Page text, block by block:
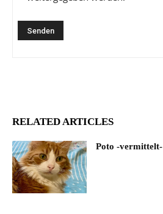
RELATED ARTICLES
Poto -vermittelt-